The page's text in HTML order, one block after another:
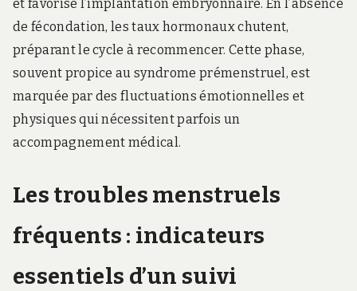
et favorise l’implantation embryonnaire. En l’absence
de fécondation, les taux hormonaux chutent,
préparant le cycle à recommencer. Cette phase,
souvent propice au syndrome prémenstruel, est
marquée par des fluctuations émotionnelles et
physiques qui nécessitent parfois un
accompagnement médical.
Les troubles menstruels
fréquents : indicateurs
essentiels d’un suivi